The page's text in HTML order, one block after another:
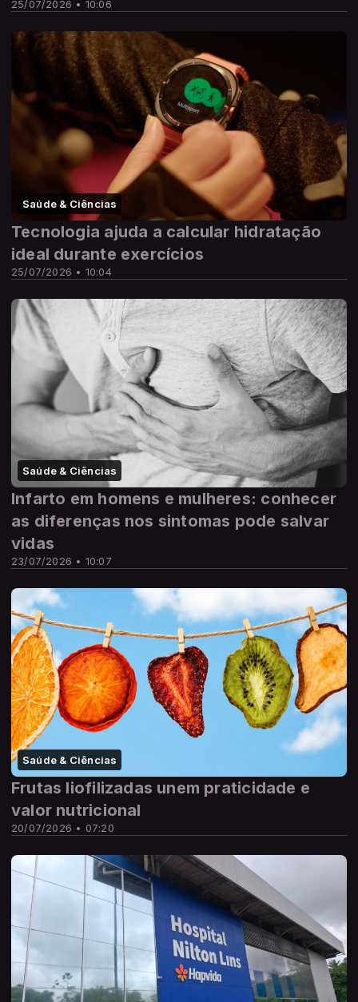
25/07/2026 • 10:06
Saúde & Ciências
25/07/2026 • 10:04
Tecnologia ajuda a calcular hidratação
ideal durante exercícios
Saúde & Ciências
23/07/2026 • 10:07
Infarto em homens e mulheres: conhecer
as diferenças nos sintomas pode salvar
vidas
Saúde & Ciências
20/07/2026 • 07:20
Frutas liofilizadas unem praticidade e
valor nutricional